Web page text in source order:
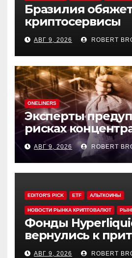
Бразилия
криптосервисы
задерживать
заАВГ 9, 2026 ROBERT
ONELINERS
Эксперты
рисках
резервов ДАО в
токенах
АВГ 9, 2026 ROBERT
EDITOR'S PICK ETF АЛЬТКОИНЫ
НОВОСТИ РЫНКА КРИПТОВАЛЮТ
Фонды
вернулись к
3-х недель оттока
АВГ 9, 2026 ROBERT